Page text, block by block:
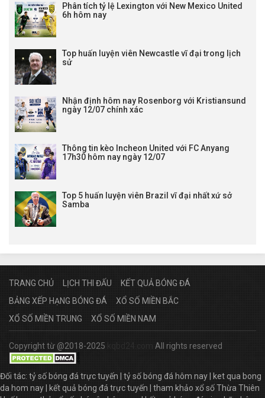
Phân tích tỷ lệ Lexington với New Mexico United
6h hôm nay
Top huấn luyện viên Newcastle vĩ đại trong lịch
sử
Nhận định hôm nay Rosenborg với Kristiansund
ngày 12/07 chính xác
Thông tin kèo Incheon United với FC Anyang
17h30 hôm nay ngày 12/07
Top 5 huấn luyện viên Brazil vĩ đại nhất xứ sở
Samba
TRANG CHỦ LỊCH THI ĐẤU
KẾT QUẢ BÓNG ĐÁ
BẢNG XẾP HẠNG BÓNG ĐÁ
XỔ SỐ MIỀN BẮC
XỔ SỐ MIỀN TRUNG
XỔ SỐ MIỀN NAM
Copyright từ @2018-2025 All rights reserved
Đối tác: tỷ số bóng đá trực tuyến tỷ số bóng đá hôm nay
ket qua bong
da hom nay
kết quả bóng đá trực tuyến
tham khảo xổ số Thừa Thiên